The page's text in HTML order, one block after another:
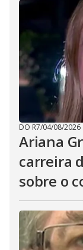
DO R7/04/08/2026
Ariana
carreira
sobre o